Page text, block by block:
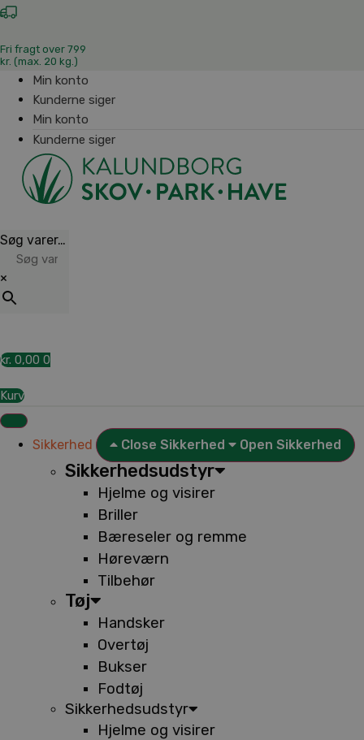
Fri fragt over 799
kr. (max. 20 kg.)
Min konto
Kunderne siger
Min konto
Kunderne siger
Søg varer…
×
kr. 0,00 0
Kurv
Sikkerhed Close Sikkerhed Open Sikkerhed
Sikkerhedsudstyr
Hjelme og visirer
Briller
Bæreseler og remme
Høreværn
Tilbehør
Tøj
Handsker
Overtøj
Bukser
Fodtøj
Sikkerhedsudstyr
Hjelme og visirer